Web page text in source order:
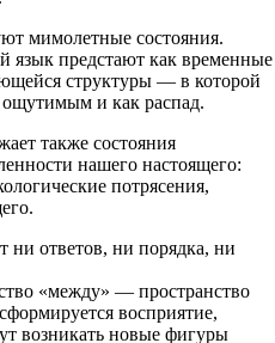
мимолетные состояния.
язык предстают как временные
структуры — в которой
ощутимым и как распад.
также состояния
нашего настоящего:
потрясения,
ни ответов, ни порядка, ни
«между» — пространство
восприятие,
возникать новые фигуры